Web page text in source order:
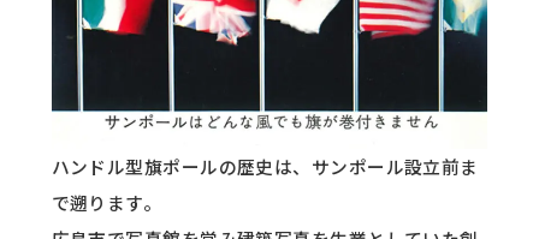
ハンドル型旗ポールの歴史は、サンポール設立前ま
で遡ります。